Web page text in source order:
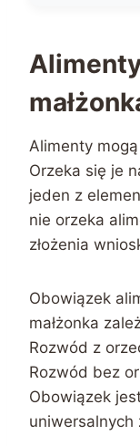
Alimenty
Orzeka się je
jeden z
nie orzeka
złożenia
Obowiązek
małżonka
Rozwód z
Rozwód bez
Obowiązek
uniwersalnych